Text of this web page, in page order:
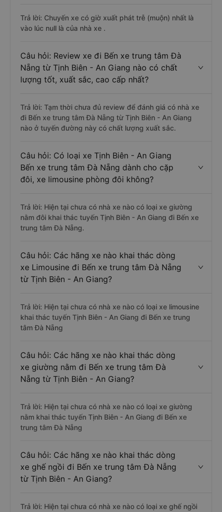
Trả lời: Chuyến xe có giờ xuất phát trễ (muộn) nhất là
vào lúc null là của nhà xe .
Câu hỏi: Review xe đi Bến xe trung tâm Đà
Nẵng từ Tịnh Biên - An Giang nào có chất
lượng tốt, xuất sắc, cao cấp nhất?
Trả lời: Tạm thời chưa đủ review để đánh giá có nhà xe
đi Bến xe trung tâm Đà Nẵng từ Tịnh Biên - An Giang
nào ở tuyến đường này có chất lượng xuất sắc.
Câu hỏi: Có loại xe Tịnh Biên - An Giang
Bến xe trung tâm Đà Nẵng dành cho cặp
đôi, xe limousine phòng đôi không?
Trả lời: Hiện tại chưa có nhà xe nào có loại xe giường
nằm đôi khai thác tuyến Tịnh Biên - An Giang đi Bến xe
trung tâm Đà Nẵng.
Câu hỏi: Các hãng xe nào khai thác dòng
xe Limousine đi Bến xe trung tâm Đà Nẵng
từ Tịnh Biên - An Giang?
Trả lời: Hiện tại chưa có nhà xe nào có loại xe limousine
khai thác tuyến Tịnh Biên - An Giang đi Bến xe trung
tâm Đà Nẵng
Câu hỏi: Các hãng xe nào khai thác dòng
xe giường nằm đi Bến xe trung tâm Đà
Nẵng từ Tịnh Biên - An Giang?
Trả lời: Hiện tại chưa có nhà xe nào có loại xe giường
nằm khai thác tuyến Tịnh Biên - An Giang đi Bến xe
trung tâm Đà Nẵng
Câu hỏi: Các hãng xe nào khai thác dòng
xe ghế ngồi đi Bến xe trung tâm Đà Nẵng
từ Tịnh Biên - An Giang?
Trả lời: Hiện tại chưa có nhà xe nào có loại xe ghế ngồi